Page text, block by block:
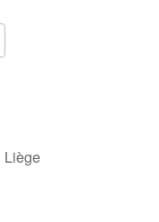
Liège